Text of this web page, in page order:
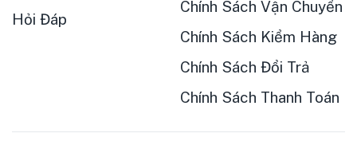
Hỏi Đáp
Chính Sách Vận Chuyển
Chính Sách Kiểm Hàng
Chính Sách Đổi Trả
Chính Sách Thanh Toán